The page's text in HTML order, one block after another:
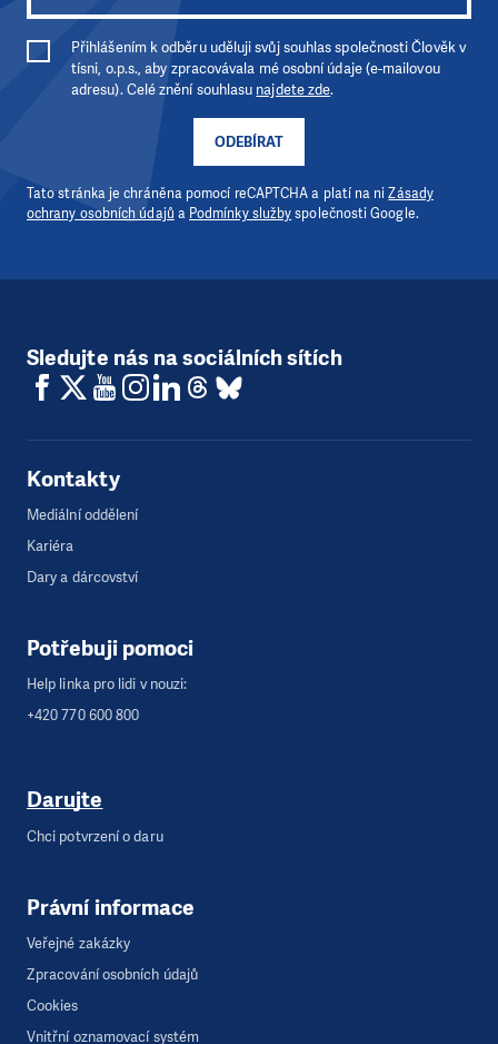
ODEBÍRAT
Přihlášením k odběru uděluji svůj souhlas společnosti Člověk v
tísni, o.p.s., aby zpracovávala mé osobní údaje (e-mailovou
adresu). Celé znění souhlasu najdete zde.
Tato stránka je chráněna pomocí reCAPTCHA a platí na niZásady
ochrany osobních údajů a Podmínky službyspolečnosti Google.
Sledujte nás na sociálních sítích
Kontakty
Mediální oddělení
Kariéra
Dary a dárcovství
Potřebuji pomoci
Help linka pro lidi v nouzi:
+420 770 600 800
Darujte
Chci potvrzení o daru
Právní informace
Veřejné zakázky
Zpracování osobních údajů
Cookies
Vnitřní oznamovací systém